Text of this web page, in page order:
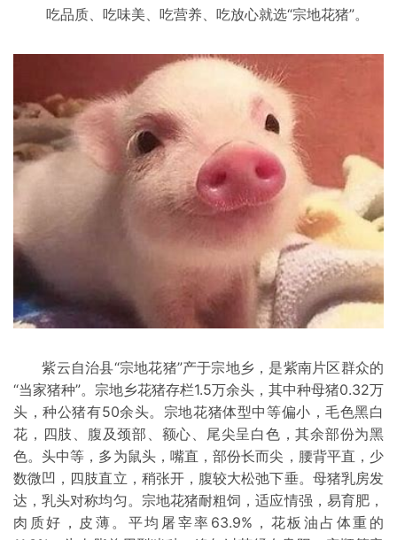
吃品质、吃味美、吃营养、吃放心就选“宗地花猪”。
紫云自治县“宗地花猪”产于宗地乡，是紫南片区群众的
“当家猪种”。宗地乡花猪存栏1.5万余头，其中种母猪0.32万
头，种公猪有50余头。宗地花猪体型中等偏小，毛色黑白
花，四肢、腹及颈部、额心、尾尖呈白色，其余部份为黑
色。头中等，多为鼠头，嘴直，部份长而尖，腰背平直，少
数微凹，四肢直立，稍张开，腹较大松弛下垂。母猪乳房发
达，乳头对称均匀。宗地花猪耐粗饲，适应情强，易育肥，
肉质好，皮薄。平均屠宰率63.9%，花板油占体重的